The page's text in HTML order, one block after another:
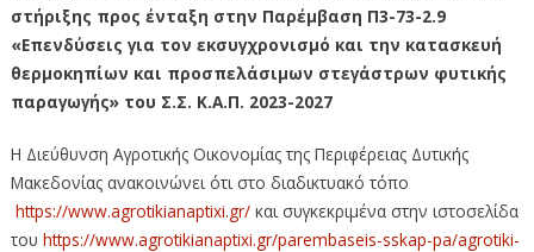
στήριξης προς ένταξη στην Παρέμβαση Π3-73-2.9
«Επενδύσεις για τον εκσυγχρονισμό και την κατασκευή
θερμοκηπίων και προσπελάσιμων στεγάστρων φυτικής
παραγωγής» του Σ.Σ. Κ.Α.Π. 2023-2027
Η Διεύθυνση Αγροτικής Οικονομίας της Περιφέρειας Δυτικής
Μακεδονίας ανακοινώνει ότι στο διαδικτυακό τόπο
https://www.agrotikianaptixi.gr/και συγκεκριμένα στην ιστοσελίδα
του https://www.agrotikianaptixi.gr/parembaseis-sskap-pa/agrotiki-